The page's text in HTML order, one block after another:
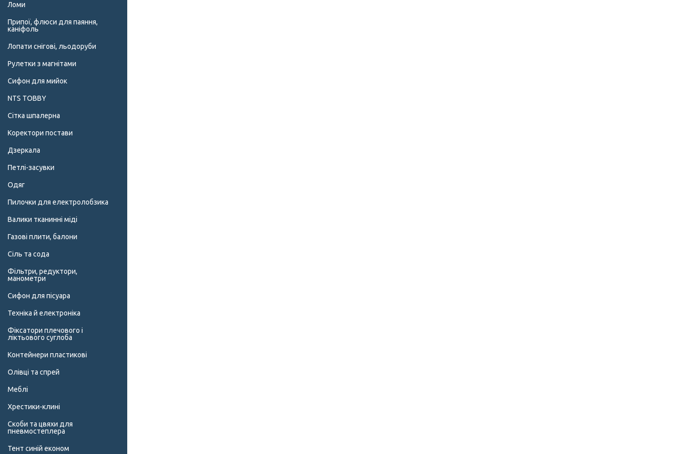
Ломи
Припої, флюси для паяння,
каніфоль
Лопати снігові, льодоруби
Рулетки з магнітами
Сифон для мийок
NTS TOBBY
Сітка шпалерна
Коректори постави
Дзеркала
Петлі-засувки
Одяг
Пилочки для електролобзика
Валики тканинні міді
Газові плити, балони
Сіль та сода
Фільтри, редуктори,
манометри
Сифон для пісуара
Техніка й електроніка
Фіксатори плечового і
ліктьового суглоба
Контейнери пластикові
Олівці та спрей
Меблі
Хрестики-клині
Скоби та цвяхи для
пневмостеплера
Тент синій економ